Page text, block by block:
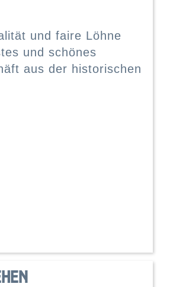
und faire Löhne
und schönes
aus der historischen